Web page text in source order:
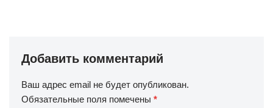
Добавить комментарий
Ваш адрес email не будет опубликован.
Обязательные поля помечены *